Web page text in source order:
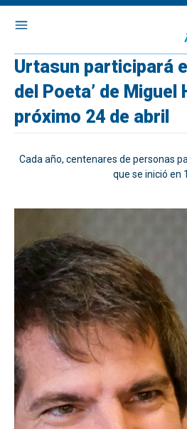
Urtasun participará
del Poeta’ de Miguel
próximo 24 de abril
Cada año, centenares de personas
que se inició en